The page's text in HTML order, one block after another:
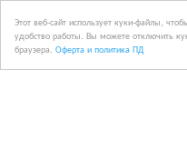
Этот веб-сайт использует куки-файлы,
удобство работы. Вы можете отключить
браузера. Оферта и политика ПД